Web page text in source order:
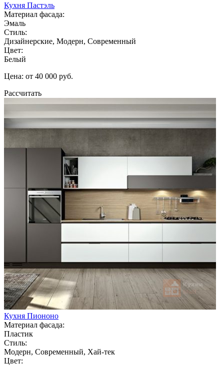
Кухня Пастэль
Материал фасада:
Эмаль
Стиль:
Дизайнерские, Модерн, Современный
Цвет:
Белый
Цена: от 40 000 руб.
Рассчитать
Кухня Пиононо
Материал фасада:
Пластик
Стиль:
Модерн, Современный, Хай-тек
Цвет: